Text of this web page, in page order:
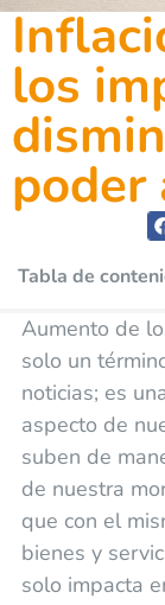
los
poder
Tabla de
Aumento de
solo un
noticias; es
aspecto de
suben de
de nuestra
que con el
bienes y
solo impacta